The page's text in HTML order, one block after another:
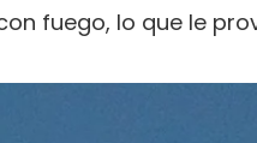
fuego, lo que le